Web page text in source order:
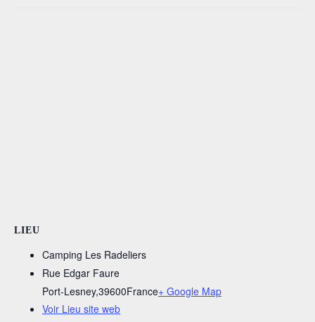
LIEU
Camping Les Radeliers
Rue Edgar Faure
Port-Lesney,39600France+ Google Map
Voir Lieu site web